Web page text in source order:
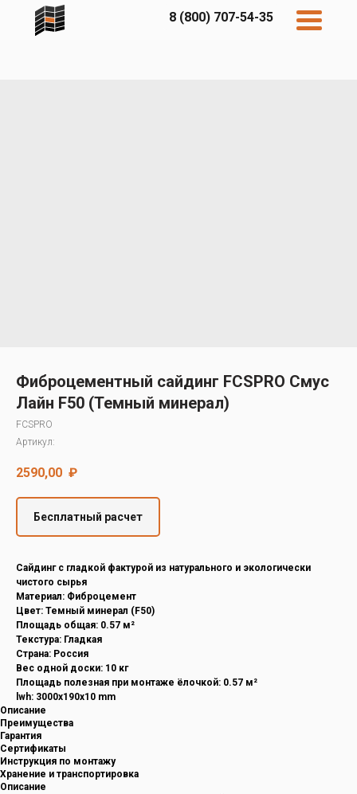
8 (800) 707-54-35
Cedral
Фиброцементный сайдинг FCSPRO Смус
Лайн F50 (Темный минерал)
FCSPRO
Артикул:
2590,00 ₽
Бесплатный расчет
Cайдинг с гладкой фактурой из натурального и экологически
чистого сырья
Материал: Фиброцемент
Цвет: Темный минерал (F50)
Площадь общая: 0.57 м²
Текстура: Гладкая
Страна: Россия
Вес одной доски: 10 кг
Площадь полезная при монтаже ёлочкой: 0.57 м²
lwh: 3000x190x10 mm
Описание
Преимущества
Гарантия
Сертификаты
Инструкция по монтажу
Хранение и транспортировка
Описание